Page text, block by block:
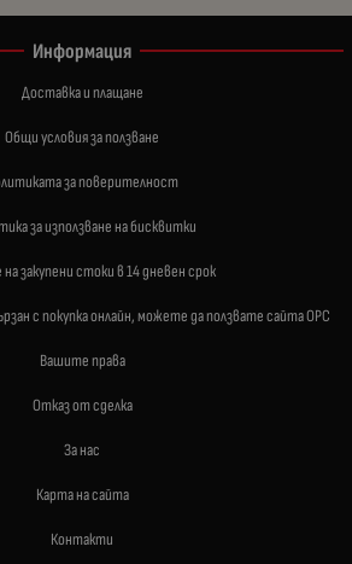
Информация
Доставка и плащане
Общи условия за ползване
за поверителност
за използване на бисквитки
закупени стоки в 14 дневен срок
с покупка онлайн, можете да ползвате сайта ОРС
Вашите права
Отказ от сделка
За нас
Карта на сайта
Контакти